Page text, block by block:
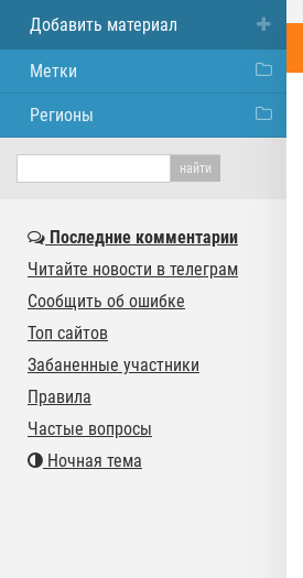
Добавить материал
Метки
Регионы
Последние комментарии
Читайте новости в телеграм
Сообщить об ошибке
Топ сайтов
Забаненные участники
Правила
Частые вопросы
Ночная тема